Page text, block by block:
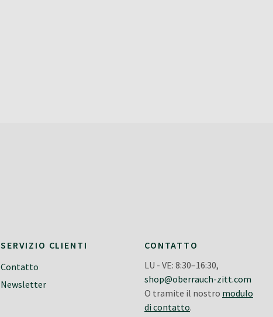
SERVIZIO CLIENTI
Contatto
Newsletter
CONTATTO
LU - VE: 8:30–16:30,
shop@oberrauch-zitt.com
O tramite il nostro modulo
di contatto.